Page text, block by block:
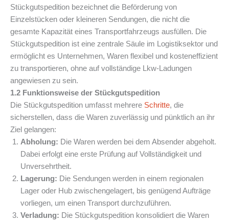
Stückgutspedition bezeichnet die Beförderung von
Einzelstücken oder kleineren Sendungen, die nicht die
gesamte Kapazität eines Transportfahrzeugs ausfüllen. Die
Stückgutspedition ist eine zentrale Säule im Logistiksektor und
ermöglicht es Unternehmen, Waren flexibel und kosteneffizient
zu transportieren, ohne auf vollständige Lkw-Ladungen
angewiesen zu sein.
1.2 Funktionsweise der Stückgutspedition
Die Stückgutspedition umfasst mehrere Schritte, die
sicherstellen, dass die Waren zuverlässig und pünktlich an ihr
Ziel gelangen:
Abholung: Die Waren werden bei dem Absender abgeholt.
Dabei erfolgt eine erste Prüfung auf Vollständigkeit und
Unversehrtheit.
Lagerung: Die Sendungen werden in einem regionalen
Lager oder Hub zwischengelagert, bis genügend Aufträge
vorliegen, um einen Transport durchzuführen.
Verladung: Die Stückgutspedition konsolidiert die Waren